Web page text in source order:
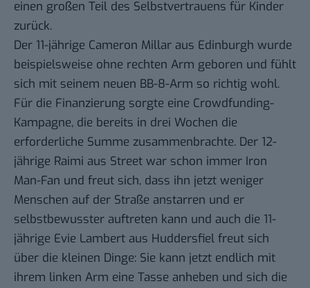
einen großen Teil des Selbstvertrauens für Kinder
zurück.
Der 11-jährige Cameron Millar aus Edinburgh wurde
beispielsweise ohne rechten Arm geboren und fühlt
sich mit seinem neuen BB-8-Arm so richtig wohl.
Für die Finanzierung sorgte eine Crowdfunding-
Kampagne, die bereits in drei Wochen die
erforderliche Summe zusammenbrachte. Der 12-
jährige Raimi aus Street war schon immer Iron
Man-Fan und freut sich, dass ihn jetzt weniger
Menschen auf der Straße anstarren und er
selbstbewusster auftreten kann und auch die 11-
jährige Evie Lambert aus Huddersfiel freut sich
über die kleinen Dinge: Sie kann jetzt endlich mit
ihrem linken Arm eine Tasse anheben und sich die